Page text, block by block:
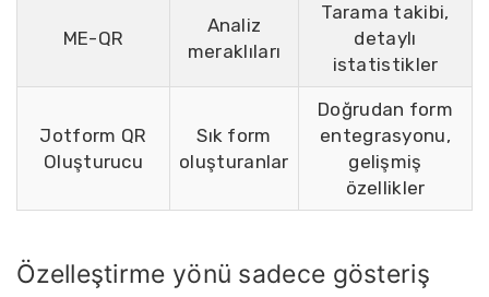
ME-QR
Analiz
meraklıları
Tarama takibi,
detaylı
istatistikler
Jotform QR
Oluşturucu
Sık form
oluşturanlar
Doğrudan form
entegrasyonu,
gelişmiş
özellikler
Özelleştirme yönü sadece gösteriş